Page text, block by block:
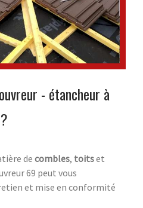
- étancheur à
de combles, toitset
69 peut vous
et mise en conformité